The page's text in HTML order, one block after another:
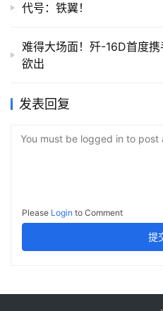
代号：铁翼！
难得大场面！歼-16D首度
欲出
发表回复
You must be logged in to post
Please Login to Comment
提